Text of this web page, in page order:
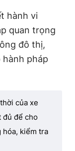
hành vi
quan trọng
đô thị,
pháp
của xe
đủ để cho
hóa, kiểm tra